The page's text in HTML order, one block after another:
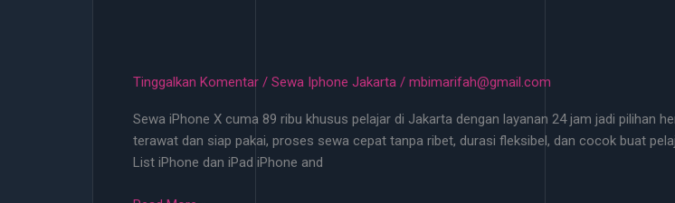
Ribu
Jam
–
Rental
Tinggalkan Komentar / Sewa Iphone Jakarta / mbimarifah@gmail.com
Sewa iPhone X cuma 89 ribu khusus pelajar di Jakarta dengan layanan 24 jam jadi pilihan
terawat dan siap pakai, proses sewa cepat tanpa ribet, durasi fleksibel, dan cocok buat
List iPhone dan iPad iPhone and